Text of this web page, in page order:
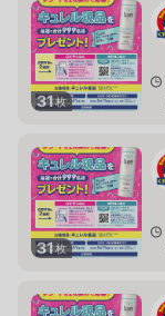
31枚
31枚